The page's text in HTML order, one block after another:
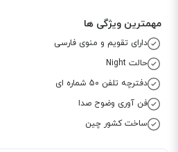
مهمترین ویژگی ها
دارای تقویم و منوی فارسی
حالت Night
دفترچه تلفن 50 شماره ای
فن آوری وضوح صدا
ساخت کشور چین